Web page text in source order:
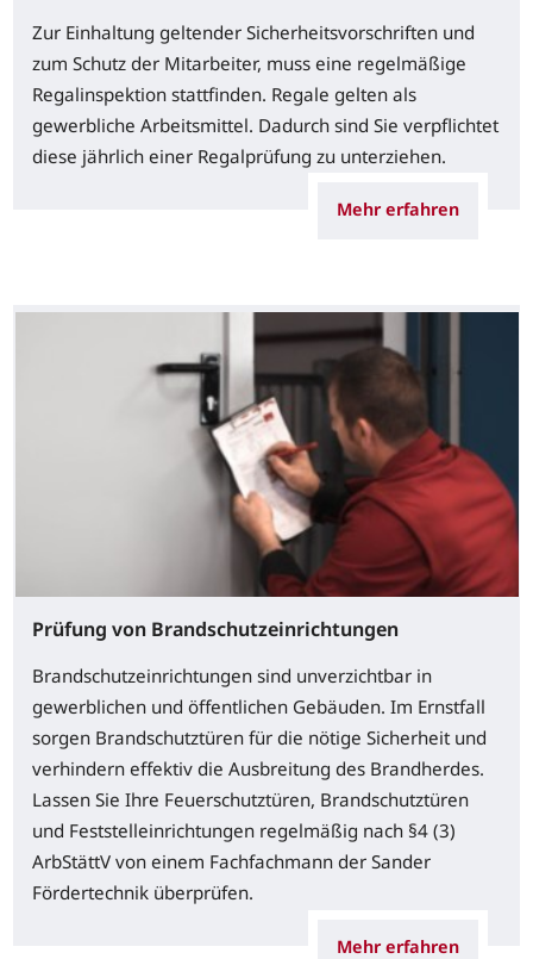
Zur Einhaltung geltender Sicherheitsvorschriften und
zum Schutz der Mitarbeiter, muss eine regelmäßige
Regalinspektion stattfinden. Regale gelten als
gewerbliche Arbeitsmittel. Dadurch sind Sie verpflichtet
diese jährlich einer Regalprüfung zu unterziehen.
Mehr erfahren
Prüfung von Brandschutzeinrichtungen
Brandschutzeinrichtungen sind unverzichtbar in
gewerblichen und öffentlichen Gebäuden. Im Ernstfall
sorgen Brandschutztüren für die nötige Sicherheit und
verhindern effektiv die Ausbreitung des Brandherdes.
Lassen Sie Ihre Feuerschutztüren, Brandschutztüren
und Feststelleinrichtungen regelmäßig nach §4 (3)
ArbStättV von einem Fachfachmann der Sander
Fördertechnik überprüfen.
Mehr erfahren